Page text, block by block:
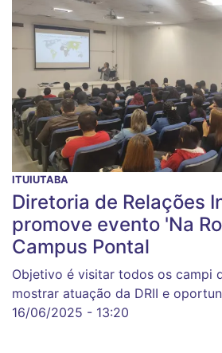
ITUIUTABA
Diretoria de Relações
promove evento 'Na
Campus Pontal
Objetivo é visitar todos os campi
mostrar atuação da DRII e
16/06/2025 - 13:20